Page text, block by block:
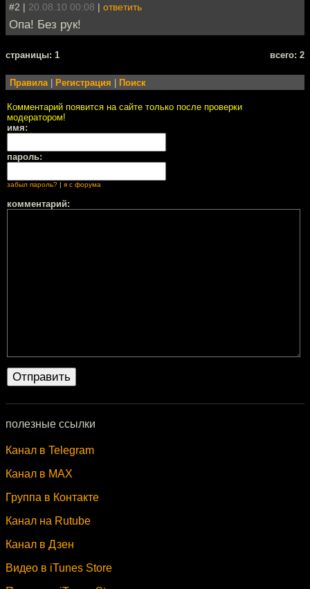
#2 | 20.08.10 00:08 | ответить
Опа! Без рук!
cтраницы: 1 всего: 2
Правила Регистрация Поиск
Комментарий появится на сайте только после проверки
модератором!
имя:
пароль:
забыл пароль? | я с форума
комментарий:
полезные ссылки
Канал в Telegram
Канал в MAX
Группа в Контакте
Канал на Rutube
Канал в Дзен
Видео в iTunes Store